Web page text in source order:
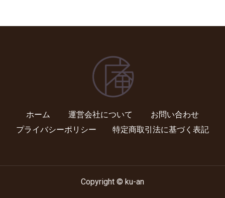
ホーム 運営会社について
お問い合わせ
プライバシーポリシー
特定商取引法に基づく表記
Copyright © ku-an